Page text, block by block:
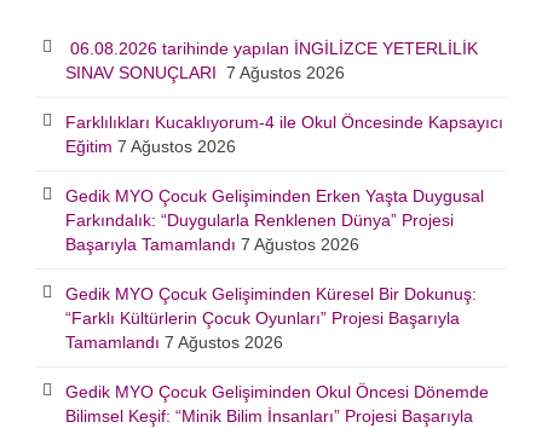
06.08.2026 tarihinde yapılan İNGİLİZCE YETERLİLİK
SINAV SONUÇLARI 7 Ağustos 2026
Farklılıkları Kucaklıyorum-4 ile Okul Öncesinde Kapsayıcı
Eğitim 7 Ağustos 2026
Gedik MYO Çocuk Gelişiminden Erken Yaşta Duygusal
Farkındalık: “Duygularla Renklenen Dünya” Projesi
Başarıyla Tamamlandı 7 Ağustos 2026
Gedik MYO Çocuk Gelişiminden Küresel Bir Dokunuş:
“Farklı Kültürlerin Çocuk Oyunları” Projesi Başarıyla
Tamamlandı 7 Ağustos 2026
Gedik MYO Çocuk Gelişiminden Okul Öncesi Dönemde
Bilimsel Keşif: “Minik Bilim İnsanları” Projesi Başarıyla